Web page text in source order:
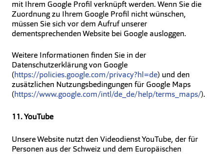
mit Ihrem Google Profil verknüpft werden. Wenn Sie die
Zuordnung zu Ihrem Google Profil nicht wünschen,
müssen Sie sich vor dem Aufruf unserer
dementsprechenden Website bei Google ausloggen.
Weitere Informationen finden Sie in der
Datenschutzerklärung von Google
(https://policies.google.com/privacy?hl=de) und den
zusätzlichen Nutzungsbedingungen für Google Maps
(https://www.google.com/intl/de_de/help/terms_maps/).
11. YouTube
Unsere Website nutzt den Videodienst YouTube, der für
Personen aus der Schweiz und dem Europäischen